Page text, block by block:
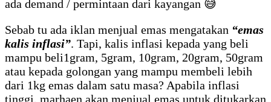
ada demand / permintaan dari kayangan 😅
Sebab tu ada iklan menjual emas mengatakan “emas
kalis inflasi”. Tapi, kalis inflasi kepada yang beli
mampu beli1gram, 5gram, 10gram, 20gram, 50gram
atau kepada golongan yang mampu membeli lebih
dari 1kg emas dalam satu masa? Apabila inflasi
tinggi, marhaen akan menjual emas untuk ditukarkan